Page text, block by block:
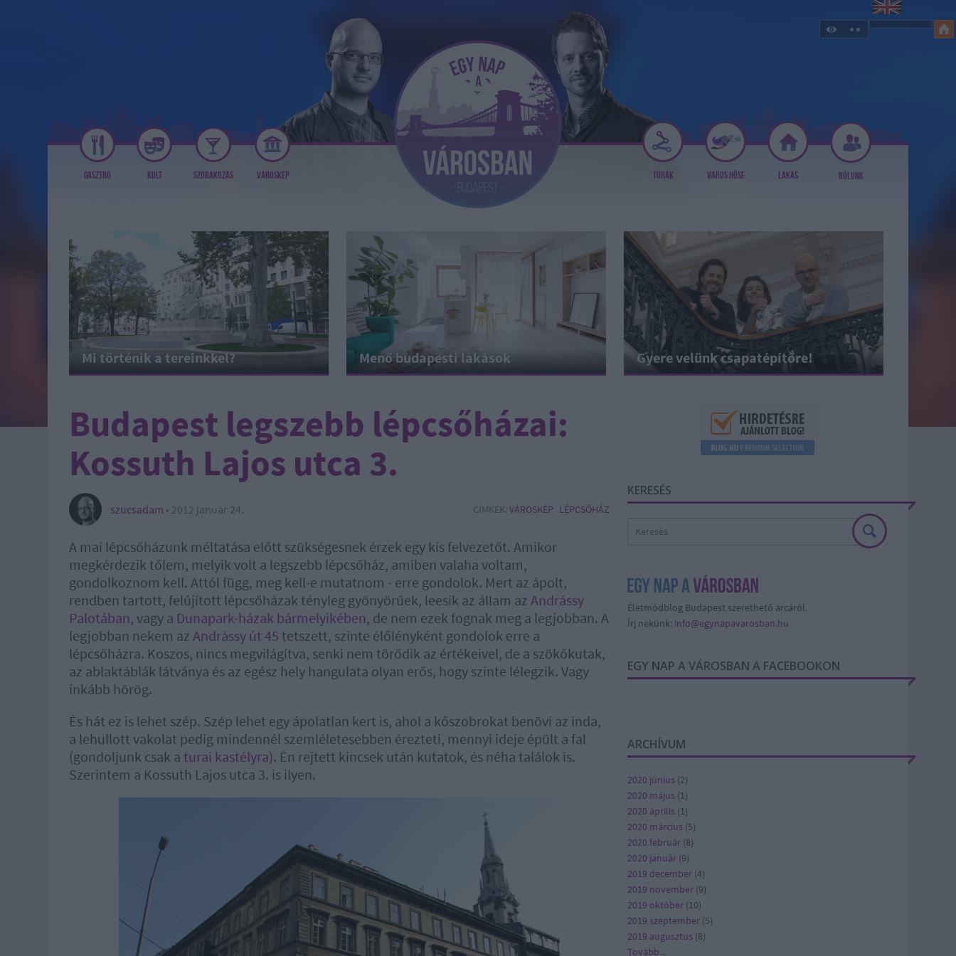
GASZTRO KULT SZÓRAKOZÁS VÁROSKÉP TÚRÁK VÁROS HŐSE LAKÁS RÓLUNK
Mi történik a tereinkkel? Menő budapesti lakások Gyere velünk csapatépítőre!
Budapest legszebb lépcsőházai:
Kossuth Lajos utca 3.
szucsadam • 2012 január 24. CÍMKÉK: VÁROSKÉP LÉPCSŐHÁZ
A mai lépcsőházunk méltatása előtt szükségesnek érzek egy kis felvezetőt. Amikor
megkérdezik tőlem, melyik volt a legszebb lépcsőház, amiben valaha voltam,
gondolkoznom kell. Attól függ, meg kell-e mutatnom - erre gondolok. Mert az ápolt,
rendben tartott, felújított lépcsőházak tényleg gyönyörűek, leesik az állam az Andrássy
Palotában, vagy a Dunapark-házak bármelyikében, de nem ezek fognak meg a legjobban. A
legjobban nekem az Andrássy út 45 tetszett, szinte élőlényként gondolok erre a
lépcsőházra. Koszos, nincs megvilágítva, senki nem törődik az értékeivel, de a szökőkutak,
az ablaktáblák látványa és az egész hely hangulata olyan erős, hogy szinte lélegzik. Vagy
inkább hörög.
És hát ez is lehet szép. Szép lehet egy ápolatlan kert is, ahol a kőszobrokat benövi az inda,
a lehullott vakolat pedig mindennél szemléletesebben érezteti, mennyi ideje épült a fal
(gondoljunk csak a turai kastélyra). Én rejtett kincsek után kutatok, és néha találok is.
Szerintem a Kossuth Lajos utca 3. is ilyen.
KERESÉS
Életmódblog Budapest szerethető arcáról.
Írj nekünk: info@egynapavarosban.hu
EGY NAP A VÁROSBAN A FACEBOOKON
ARCHÍVUM
2020 június (2)
2020 május (1)
2020 április (1)
2020 március (5)
2020 február (8)
2020 január (9)
2019 december (4)
2019 november (9)
2019 október (10)
2019 szeptember (5)
2019 augusztus (8)
Tovább...